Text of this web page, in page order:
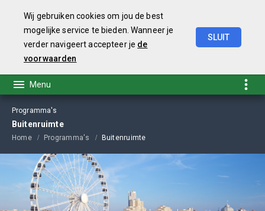
Programma's
Buitenruimte
Home Programma's Buitenruimte
Wij gebruiken cookies om jou de best
mogelijke service te bieden. Wanneer je
verder navigeert accepteer je de
voorwaarden
SLUIT